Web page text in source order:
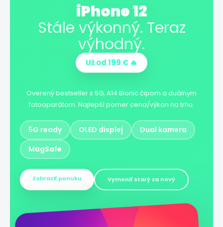
iPhone 12
Stále výkonný. Teraz
výhodný.
Už od 199 € 🔥
Overený bestseller s 5G, A14 Bionic čipom a duálnym
fotoaparátom. Najlepší pomer cena/výkon na trhu.
5G ready OLED displej
Dual kamera
MagSafe
Zobraziť ponuku Vymeniť starý za nový